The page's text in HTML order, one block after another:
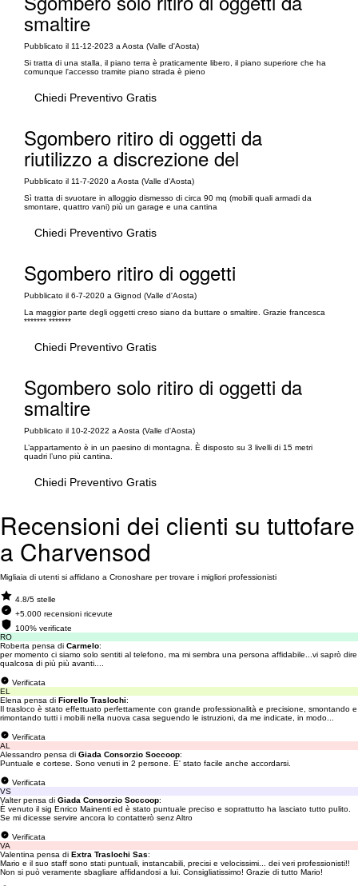
smaltire
Pubblicato il 11-12-2023 a Aosta (Valle d'Aosta)
Si tratta di una stalla, il piano terra è praticamente libero, il piano superiore che ha
comunque l'accesso tramite piano strada è pieno
Chiedi Preventivo Gratis
Sgombero ritiro di oggetti da
riutilizzo a discrezione del
Pubblicato il 11-7-2020 a Aosta (Valle d'Aosta)
Sì tratta di svuotare in alloggio dismesso di circa 90 mq (mobili quali armadi da
smontare, quattro vani) più un garage e una cantina
Chiedi Preventivo Gratis
Sgombero ritiro di oggetti
Pubblicato il 6-7-2020 a Gignod (Valle d'Aosta)
La maggior parte degli oggetti creso siano da buttare o smaltire. Grazie francesca
******* *******
Chiedi Preventivo Gratis
Sgombero solo ritiro di oggetti da
smaltire
Pubblicato il 10-2-2022 a Aosta (Valle d'Aosta)
L’appartamento è in un paesino di montagna. È disposto su 3 livelli di 15 metri
quadri l’uno più cantina.
Chiedi Preventivo Gratis
Recensioni dei clienti su tuttofare
a Charvensod
Migliaia di utenti si affidano a Cronoshare per trovare i migliori professionisti
4.8/5 stelle
+5.000 recensioni ricevute
100% verificate
RO
Roberta pensa di Carmelo:
per momento ci siamo solo sentiti al telefono, ma mi sembra una persona affidabile...vi saprò dire
qualcosa di più più avanti....
Verificata
EL
Elena pensa di Fiorello Traslochi:
Il trasloco è stato effettuato perfettamente con grande professionalità e precisione, smontando e
rimontando tutti i mobili nella nuova casa seguendo le istruzioni, da me indicate, in modo...
Verificata
AL
Alessandro pensa di Giada Consorzio Soccoop:
Puntuale e cortese. Sono venuti in 2 persone. E' stato facile anche accordarsi.
Verificata
VS
Valter pensa di Giada Consorzio Soccoop:
È venuto il sig Enrico Mainenti ed è stato puntuale preciso e soprattutto ha lasciato tutto pulito.
Se mi dicesse servire ancora lo contatterò senz Altro
Verificata
VA
Valentina pensa di Extra Traslochi Sas:
Mario e il suo staff sono stati puntuali, instancabili, precisi e velocissimi... dei veri professionisti!!
Non si può veramente sbagliare affidandosi a lui. Consigliatissimo! Grazie di tutto Mario!